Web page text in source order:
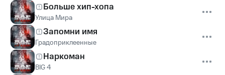
Больше хип-хопа
Улица Мира
Запомни имя
Градоприклеенные
Наркоман
BIG 4